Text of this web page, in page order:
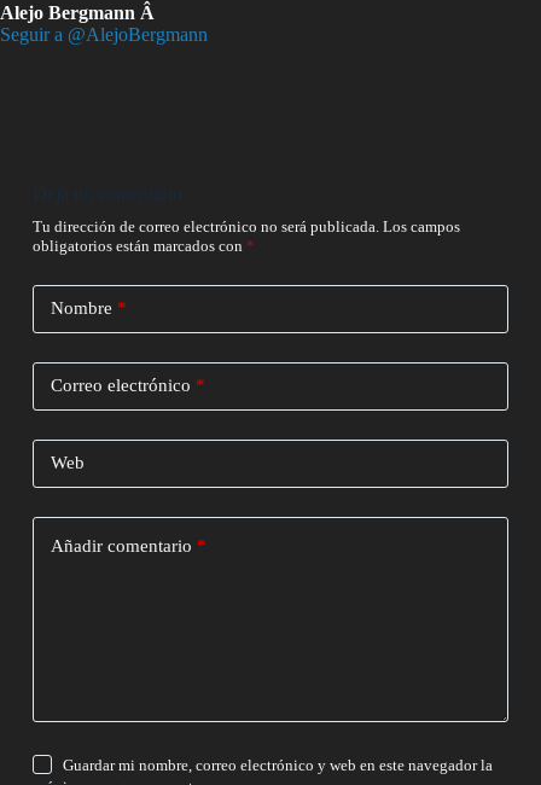
Alejo Bergmann Â
Seguir a @AlejoBergmann
Deja un comentario
Tu dirección de correo electrónico no será publicada. Los campos
obligatorios están marcados con *
Nombre *
Correo electrónico *
Web
Añadir comentario *
Guardar mi nombre, correo electrónico y web en este navegador la